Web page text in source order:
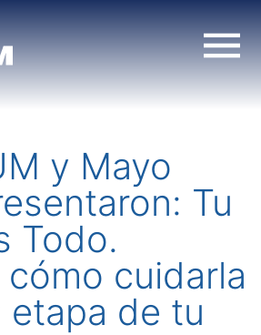
y Mayo
Tu
Todo.
cuidarla
etapa de tu